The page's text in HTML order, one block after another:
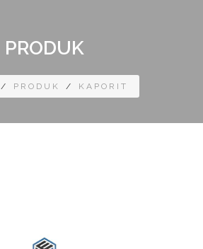
PRODUK
/ PRODUK / KAPORIT